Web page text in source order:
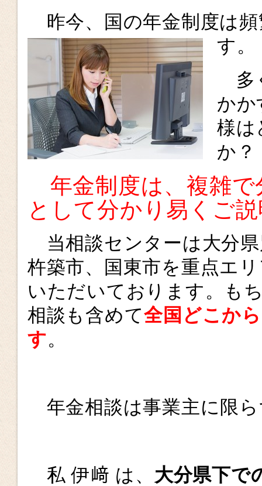
昨今、国の年金制度は
す。
多
かか
様は
か？
年金制度は、複雑で
として分かり易くご
当相談センターは大分
杵築市、国東市を重点エ
いただいております。も
相談も含めて全国どこか
す。
年金相談は事業主に限
私 伊﨑 は、 大分県下で